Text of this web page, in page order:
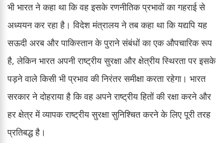
भी भारत ने कहा था कि वह इसके रणनीतिक प्रभावों का गहराई से
अध्ययन कर रहा है। विदेश मंत्रालय ने तब कहा था कि यद्यपि यह
सऊदी अरब और पाकिस्तान के पुराने संबंधों का एक औपचारिक रूप
है, लेकिन भारत अपनी राष्ट्रीय सुरक्षा और क्षेत्रीय स्थिरता पर इसके
पड़ने वाले किसी भी प्रभाव की निरंतर समीक्षा करता रहेगा। भारत
सरकार ने दोहराया है कि वह अपने राष्ट्रीय हितों की रक्षा करने और
हर क्षेत्र में व्यापक राष्ट्रीय सुरक्षा सुनिश्चित करने के लिए पूरी तरह
प्रतिबद्ध है।